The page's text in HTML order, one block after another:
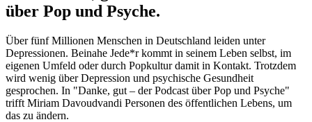
über Pop und Psyche.
Über fünf Millionen Menschen in Deutschland leiden unter
Depressionen. Beinahe Jede*r kommt in seinem Leben selbst, im
eigenen Umfeld oder durch Popkultur damit in Kontakt. Trotzdem
wird wenig über Depression und psychische Gesundheit
gesprochen. In "Danke, gut – der Podcast über Pop und Psyche"
trifft Miriam Davoudvandi Personen des öffentlichen Lebens, um
das zu ändern.